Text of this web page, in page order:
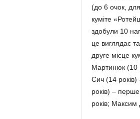
(до 6 очок,
куміте
здобули 10
це виглядає
друге місце
Мартинюк (10
Сич (14
років) –
років; Максим